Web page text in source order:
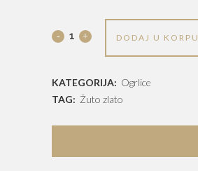
Ogrlica
720
DODAJ U KORPU
KATEGORIJA: Ogrlice
TAG: Žuto zlato